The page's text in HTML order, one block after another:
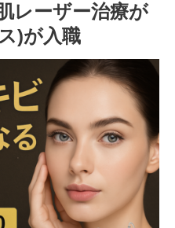
レーザー治療が
)が入職